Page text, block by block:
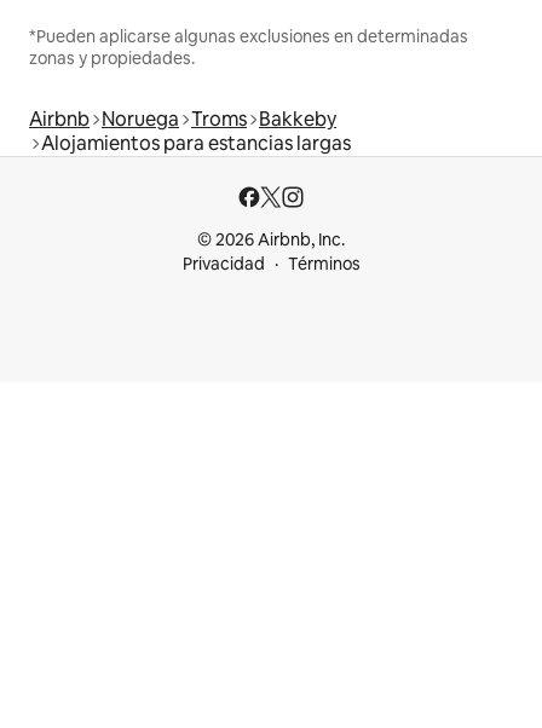
*Pueden aplicarse algunas exclusiones en determinadas
zonas y propiedades.
Airbnb Noruega Troms Bakkeby
Alojamientos para estancias largas
© 2026 Airbnb, Inc.
Privacidad
Términos